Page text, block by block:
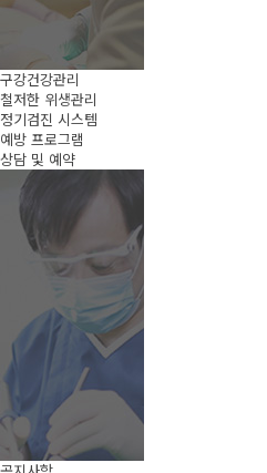
구강건강관리
철저한 위생관리
정기검진 시스템
예방 프로그램
상담 및 예약